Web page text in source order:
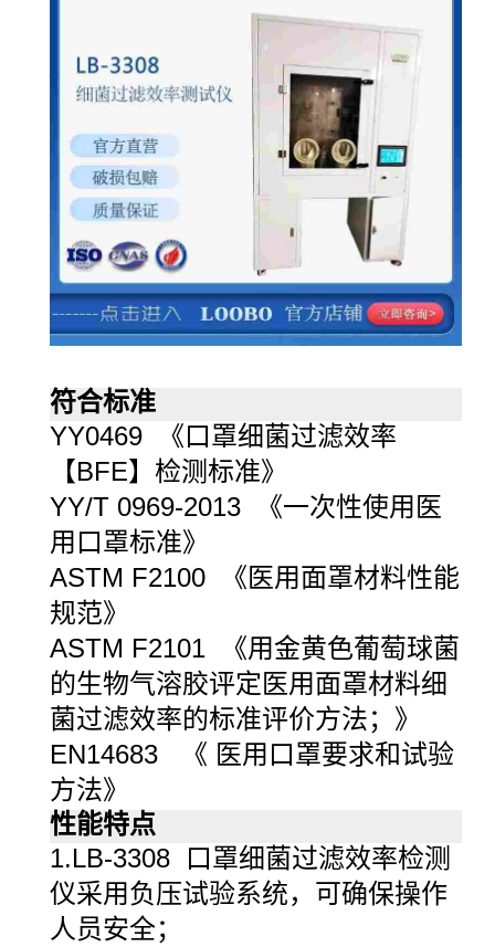
符合标准
YY0469 《口罩细菌过滤效率
【BFE】检测标准》
YY/T 0969-2013 《一次性使用医
用口罩标准》
ASTM F2100 《医用面罩材料性能
规范》
ASTM F2101 《用金黄色葡萄球菌
的生物气溶胶评定医用面罩材料细
菌过滤效率的标准评价方法；》
EN14683 《 医用口罩要求和试验
方法》
性能特点
1.LB-3308 口罩细菌过滤效率检测
仪采用负压试验系统，可确保操作
人员安全；